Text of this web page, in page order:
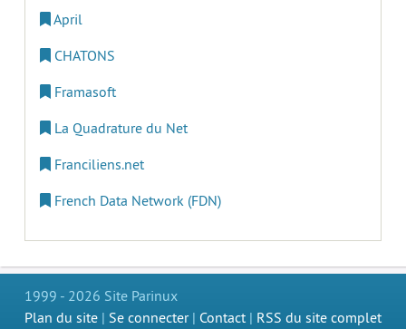
April
CHATONS
Framasoft
La Quadrature du Net
Franciliens.net
French Data Network (FDN)
1999 - 2026 Site Parinux
Plan du site | Se connecter| Contact | RSS du site complet